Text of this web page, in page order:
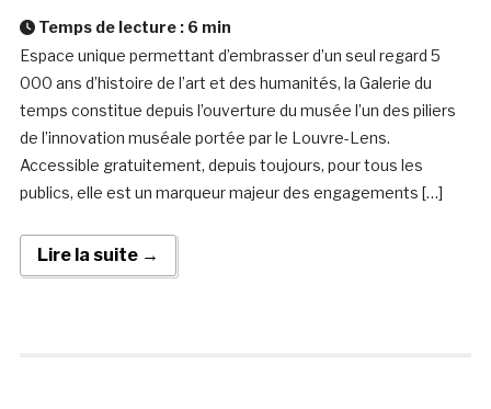
Temps de lecture : 6 min
Espace unique permettant d’embrasser d’un seul regard 5
000 ans d’histoire de l’art et des humanités, la Galerie du
temps constitue depuis l’ouverture du musée l’un des piliers
de l’innovation muséale portée par le Louvre-Lens.
Accessible gratuitement, depuis toujours, pour tous les
publics, elle est un marqueur majeur des engagements […]
Lire la suite →